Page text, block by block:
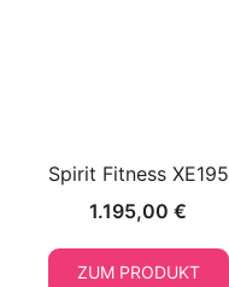
Spirit Fitness XE195
1.195,00 €
ZUM PRODUKT